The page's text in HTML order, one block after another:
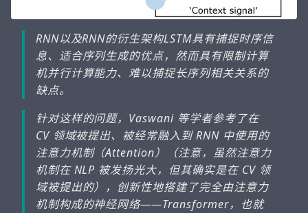
RNN以及RNN的衍生架构LSTM具有捕捉时序信
息、适合序列生成的优点，然而具有限制计算
机并行计算能力、难以捕捉长序列相关关系的
缺点。
针对这样的问题，Vaswani 等学者参考了在
CV 领域被提出、被经常融入到 RNN 中使用的
注意力机制（Attention）（注意，虽然注意力
机制在 NLP 被发扬光大，但其确实是在 CV 领
域被提出的），创新性地搭建了完全由注意力
机制构成的神经网络——Transformer，也就